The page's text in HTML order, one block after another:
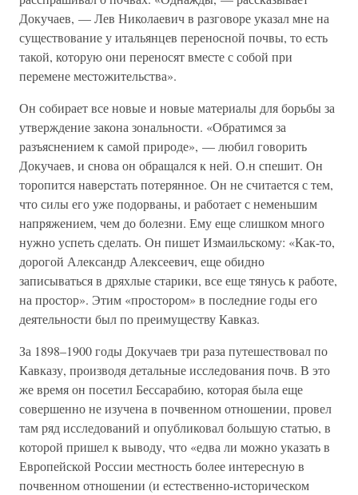
Докучаев, — Лев Николаевич в разговоре указал мне на
существование у итальянцев переносной почвы, то есть
такой, которую они переносят вместе с собой при
перемене местожительства».
Он собирает все новые и новые материалы для борьбы за
утверждение закона зональности. «Обратимся за
разъяснением к самой природе», — любил говорить
Докучаев, и снова он обращался к ней. О.н спешит. Он
торопится наверстать потерянное. Он не считается с тем,
что силы его уже подорваны, и работает с неменьшим
напряжением, чем до болезни. Ему еще слишком много
нужно успеть сделать. Он пишет Измаильскому: «Как-то,
дорогой Александр Алексеевич, еще обидно
записываться в дряхлые старики, все еще тянусь к работе,
на простор». Этим «простором» в последние годы его
деятельности был по преимуществу Кавказ.
За 1898–1900 годы Докучаев три раза путешествовал по
Кавказу, производя детальные исследования почв. В это
же время он посетил Бессарабию, которая была еще
совершенно не изучена в почвенном отношении, провел
там ряд исследований и опубликовал большую статью, в
которой пришел к выводу, что «едва ли можно указать в
Европейской России местность более интересную в
почвенном отношении (и естественно-историческом